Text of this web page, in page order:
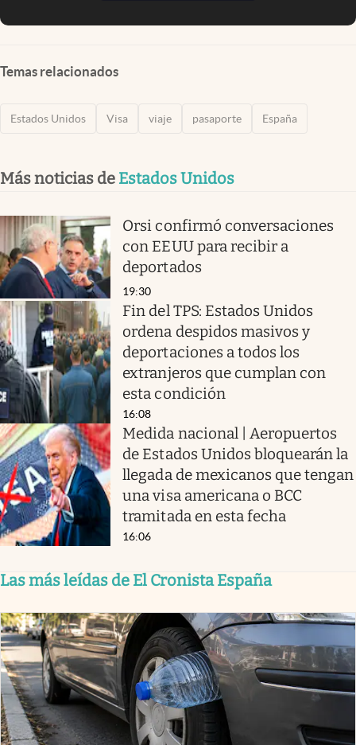
Temas relacionados
Estados Unidos Visa viaje pasaporte España
Más noticias de Estados Unidos
Orsi confirmó conversaciones
con EEUU para recibir a
deportados
19:30
Fin del TPS: Estados Unidos
ordena despidos masivos y
deportaciones a todos los
extranjeros que cumplan con
esta condición
16:08
Medida nacional | Aeropuertos
de Estados Unidos bloquearán la
llegada de mexicanos que tengan
una visa americana o BCC
tramitada en esta fecha
16:06
Las más leídas de El Cronista España